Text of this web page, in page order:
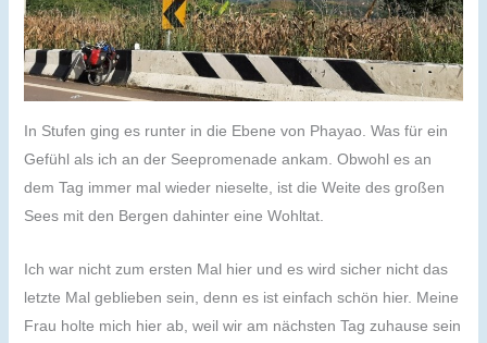
In Stufen ging es runter in die Ebene von Phayao. Was für ein
Gefühl als ich an der Seepromenade ankam. Obwohl es an
dem Tag immer mal wieder nieselte, ist die Weite des großen
Sees mit den Bergen dahinter eine Wohltat.
Ich war nicht zum ersten Mal hier und es wird sicher nicht das
letzte Mal geblieben sein, denn es ist einfach schön hier. Meine
Frau holte mich hier ab, weil wir am nächsten Tag zuhause sein